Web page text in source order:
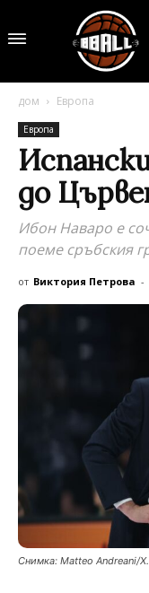
дом Европа
Европа
до
Ибон Наваро е
поеме сръбския
от Виктория Петрова -
Снимка: Matteo Andreani/